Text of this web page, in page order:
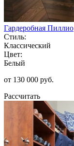
Гардеробная Пиллио
Стиль:
Классический
Цвет:
Белый
от 130 000 руб.
Рассчитать